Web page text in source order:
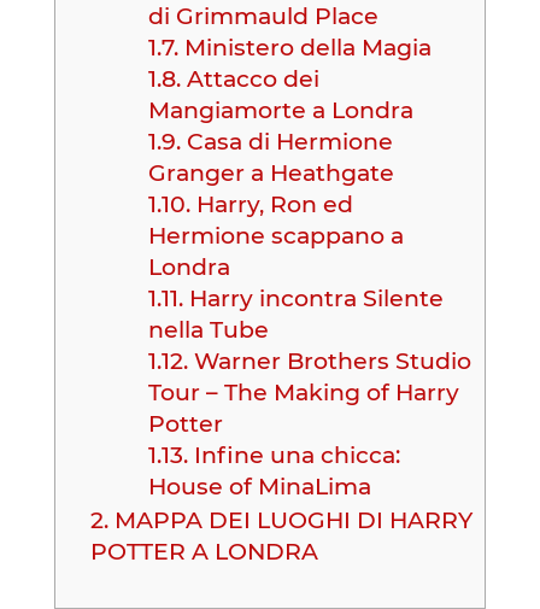
di Grimmauld Place
1.7. Ministero della Magia
1.8. Attacco dei
Mangiamorte a Londra
1.9. Casa di Hermione
Granger a Heathgate
1.10. Harry, Ron ed
Hermione scappano a
Londra
1.11. Harry incontra Silente
nella Tube
1.12. Warner Brothers Studio
Tour – The Making of Harry
Potter
1.13. Infine una chicca:
House of MinaLima
2.MAPPA DEI LUOGHI DI HARRY
POTTER A LONDRA